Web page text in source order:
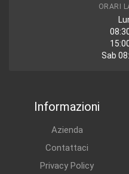
ORARI
Sab
Informazioni
Azienda
Contattaci
Privacy Policy